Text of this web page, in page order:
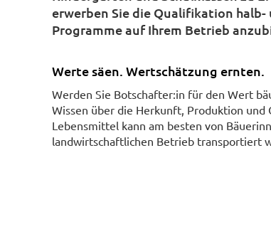
erwerben Sie die Qualifikation
Programme auf Ihrem Betrieb
Werte säen. Wertschätzung ernten.
Werden Sie Botschafter:in für den Wert
Wissen über die Herkunft, Produktion und
Lebensmittel kann am besten von
landwirtschaftlichen Betrieb transportiert